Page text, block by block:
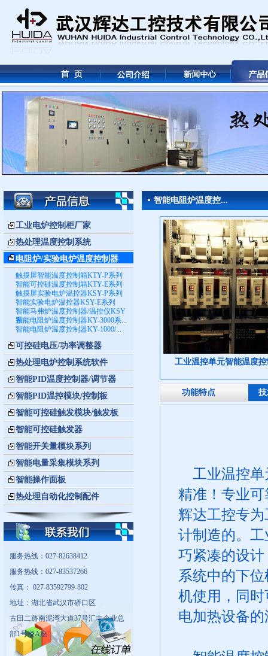
工业电炉控制柜厂家
热处理温度控制系统
电阻炉/实验电炉温度控制器
触摸屏智能温度控制箱KTY-P系列
智能可控硅温度控制箱KTY-E系列
触摸屏实验电炉温控器KSY-P系列
智能实验电炉温控器KSY-E系列
智能马弗炉温度控制器/温控仪KSY
系...
智能电阻炉温度控制器KY-3000系...
智能电阻炉温度控制器KY-1000/...
可控硅电压/功率调整器
热处理电炉控制系统软件
智能PID温度控制器/调节器
智能PID温控模块/控制板
智能可控硅触发模块/触发板
智能可控硅触发器
智能开关量模块系列
智能电量采集模块系列
智能操作面板
热处理自动化控制配件
服务热线：027-82638412
服务热线：027-83537266
传真： 027-83592799-802
地址：湖北省武汉市硚口区
古田二路南泥湾大道37号汇丰企业总
部1号楼A座...
智能电阻炉温度控...
工业温控单元智能温度
功能特点
工业温控单
精准！专业
辉达工控专
计制造的。
巧紧凑的设
系统中的下
机使用，同
电加热设备